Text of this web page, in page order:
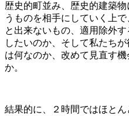
歴史的町並み、歴史的建築
うものを相手にしていく上
と出来ないもの、適用除外
したいのか、そして私たち
は何なのか、改めて見直す
か。
結果的に、２時間ではほと